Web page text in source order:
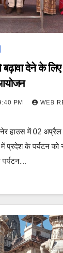
देने के
PM WEB
हाउस में 02
में प्रदेश के पर्यटन
पर्यटन…